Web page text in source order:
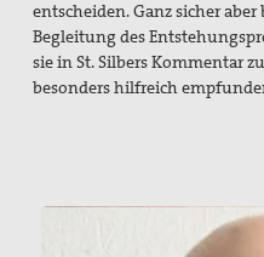
entscheiden. Ganz sicher
Begleitung des
sie in St. Silbers Kommentar
besonders hilfreich